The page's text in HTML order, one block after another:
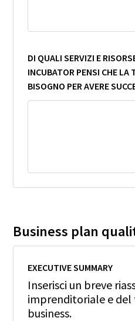
DI QUALI SERVIZI E
INCUBATOR PENSI CHE LA
BISOGNO PER AVERE
Business plan
EXECUTIVE SUMMARY
Inserisci un breve
imprenditoriale e
business.